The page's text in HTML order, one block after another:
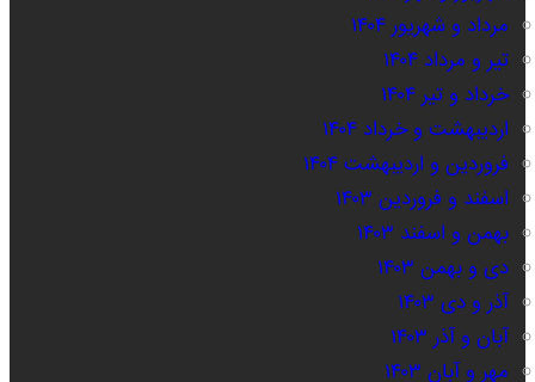
مرداد و شهریور ۱۴۰۴
تیر و مرداد ۱۴۰۴
خرداد و تیر ۱۴۰۴
اردیبهشت و خرداد ۱۴۰۴
فروردین و اردیبهشت ۱۴۰۴
اسفند و فروردین ۱۴۰۳
بهمن و اسفند ۱۴۰۳
دی و بهمن ۱۴۰۳
آذر و دی ۱۴۰۳
آبان و آذر ۱۴۰۳
مهر و آبان ۱۴۰۳